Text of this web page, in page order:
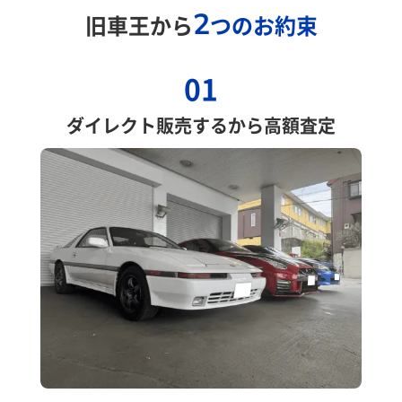
旧車王から2つのお約束
01
ダイレクト販売するから高額査定